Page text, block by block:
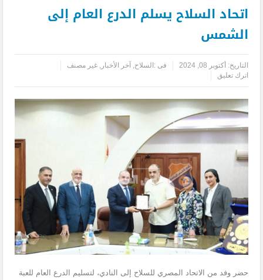
اتحاد السلاح يسلم الدرع العام إلى
الشمس
التاريخ: أكتوبر 08, 2024 فى : السلاح, آخر الأخبار,غير مصنف
اترك تعليق
حضر وفد من الاتحاد المصري للسلاح إلى النادي، لتسليم الدرع العام للعبة